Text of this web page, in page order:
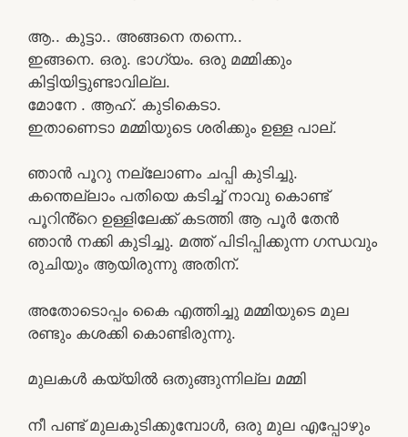
ആ.. കുട്ടാ.. അങ്ങനെ തന്നെ..
ഇങ്ങനെ. ഒരു. ഭാഗ്യം. ഒരു മമ്മിക്കും
കിട്ടിയിട്ടുണ്ടാവില്ല.
മോനേ . ആഹ്. കുടികെടാ.
ഇതാണെടാ മമ്മിയുടെ ശരിക്കും ഉള്ള പാല്.
ഞാൻ പൂറു നല്ലോണം ചപ്പി കുടിച്ചു.
കന്തെല്ലാം പതിയെ കടിച്ച് നാവു കൊണ്ട്
പൂറിൻ്റെ ഉള്ളിലേക്ക് കടത്തി ആ പൂർ തേൻ
ഞാൻ നക്കി കുടിച്ചു. മത്ത് പിടിപ്പിക്കുന്ന ഗന്ധവും
രുചിയും ആയിരുന്നു അതിന്.
അതോടൊപ്പം കൈ എത്തിച്ചു മമ്മിയുടെ മുല
രണ്ടും കശക്കി കൊണ്ടിരുന്നു.
മുലകൾ കയ്യിൽ ഒതുങ്ങുന്നില്ല മമ്മി
നീ പണ്ട് മുലകുടിക്കുമ്പോൾ, ഒരു മുല എപ്പോഴും